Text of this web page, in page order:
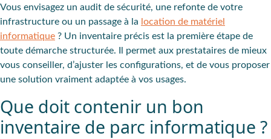
Vous envisagez un audit de sécurité, une refonte de votre
infrastructure ou un passage à la location de matériel
informatique ? Un inventaire précis est la première étape de
toute démarche structurée. Il permet aux prestataires de mieux
vous conseiller, d’ajuster les configurations, et de vous proposer
une solution vraiment adaptée à vos usages.
Que doit contenir un bon
inventaire de parc informatique ?